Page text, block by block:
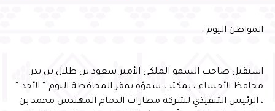
خفاقة ، وفي يومنا الوطني نعيش فرحة عارمة
الملك المؤسس، الذي استطاع بفضل الله،
ثم بما يتمتع به من حكمة وحنكة أن يغير
المواطن اليوم :
استقبل صاحب السمو الملكي الأمير سعود بن طلال بن بدر
محافظ الأحساء ، بمكتب سموّه بمقر المحافظة اليوم ” الأحد ”
، الرئيس التنفيذي لشركة مطارات الدمام المهندس محمد بن